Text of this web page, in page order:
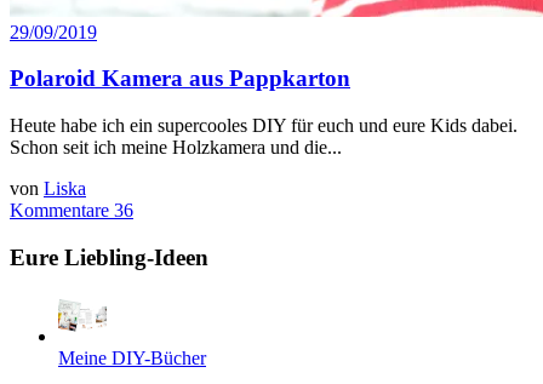
29/09/2019
Polaroid Kamera aus Pappkarton
Heute habe ich ein supercooles DIY für euch und eure Kids dabei.
Schon seit ich meine Holzkamera und die...
von Liska
Kommentare 36
Eure Liebling-Ideen
Meine DIY-Bücher